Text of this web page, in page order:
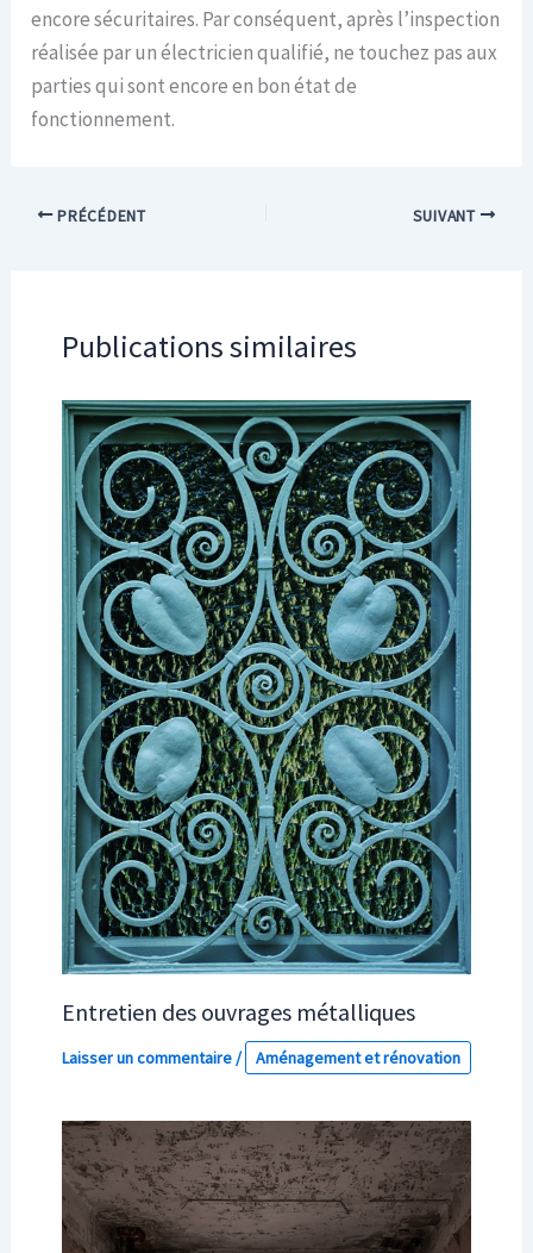
encore sécuritaires. Par conséquent, après l’inspection
réalisée par un électricien qualifié, ne touchez pas aux
parties qui sont encore en bon état de
fonctionnement.
PRÉCÉDENT SUIVANT
Publications similaires
Entretien des ouvrages métalliques
Laisser un commentaire/ Aménagement et rénovation